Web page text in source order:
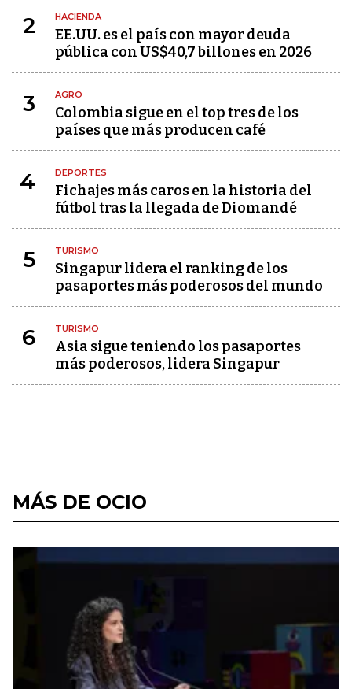
2 HACIENDA
EE.UU. es el país con mayor deuda
pública con US$40,7 billones en 2026
3 AGRO
Colombia sigue en el top tres de los
países que más producen café
4 DEPORTES
Fichajes más caros en la historia del
fútbol tras la llegada de Diomandé
5 TURISMO
Singapur lidera el ranking de los
pasaportes más poderosos del mundo
6 TURISMO
Asia sigue teniendo los pasaportes
más poderosos, lidera Singapur
MÁS DE OCIO